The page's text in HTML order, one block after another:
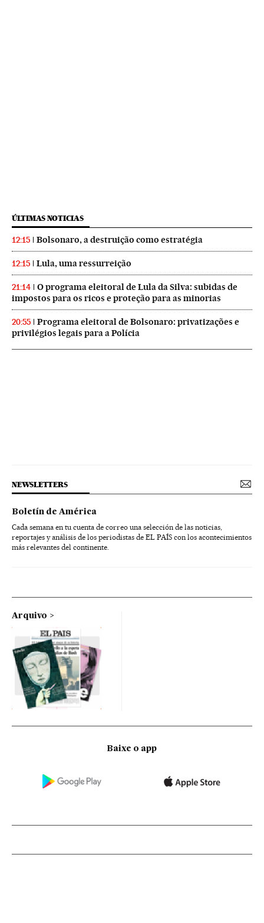
ÚLTIMAS NOTICIAS
12:15 Bolsonaro, a destruição como estratégia
12:15 Lula, uma ressurreição
21:14
O programa eleitoral de Lula da Silva: subidas de
impostos para os ricos e proteção para as minorias
20:55
Programa eleitoral de Bolsonaro: privatizações e
privilégios legais para a Polícia
NEWSLETTERS
Boletín de América
Cada semana en tu cuenta de correo una selección de las noticias,
reportajes y análisis de los periodistas de EL PAÍS con los acontecimientos
más relevantes del continente.
Arquivo
Baixe o app